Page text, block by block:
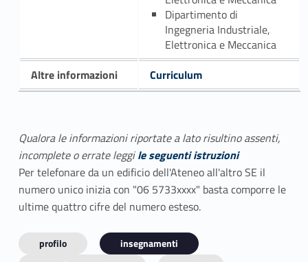
Dipartimento di
Ingegneria Industriale,
Elettronica e Meccanica
Altre informazioni
Curriculum
Qualora le informazioni riportate a lato risultino assenti,
incomplete o errate leggile seguenti istruzioni
Per telefonare da un edificio dell'Ateneo all'altro SE il
numero unico inizia con "06 5733xxxx" basta comporre le
ultime quattro cifre del numero esteso.
profilo
insegnamenti